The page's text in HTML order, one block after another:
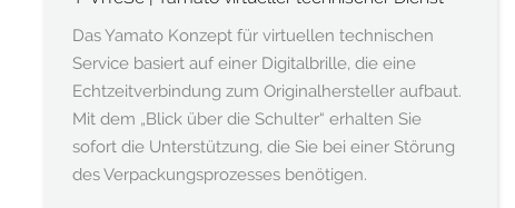
Das Yamato Konzept für virtuellen technischen
Service basiert auf einer Digitalbrille, die eine
Echtzeitverbindung zum Originalhersteller aufbaut.
Mit dem „Blick über die Schulter“ erhalten Sie
sofort die Unterstützung, die Sie bei einer Störung
des Verpackungsprozesses benötigen.